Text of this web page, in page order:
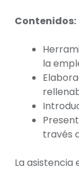
Contenidos:
la
través
La asistencia